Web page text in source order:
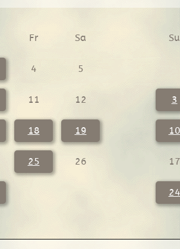
Fr Sa
4 5
11 12
18 19
25 26
Su
3
10
17
24